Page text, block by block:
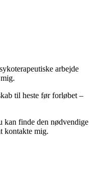
arbejde
til heste før forløbet –
finde den nødvendige
kontakte mig.